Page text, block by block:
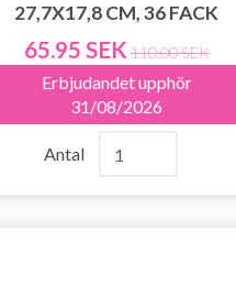
27,7X17,8 CM, 36 FACK
65.95 SEK 110.00 SEK
Erbjudandet upphör
31/08/2026
Antal